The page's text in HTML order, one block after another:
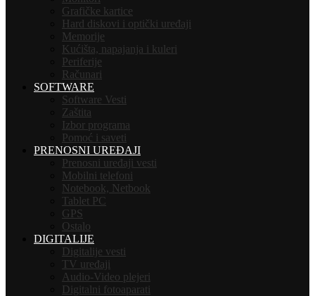
Grafičke kartice
Hard diskovi i optički uređaji
Memorije
Kućišta, napajanja i kuleri
Periferije
Računari
SOFTWARE
Software Vesti
Zaštita
Izbor programa
Pomoć i saveti
PRENOSNI UREĐAJI
Prenosni uređaji vesti
Mobilni telefoni
Notebook, Netbook
Tablet PC
GPS
Ostalo
DIGITALIJE
Digitalije vesti
TV uređaji
Audio-Video plejeri
Digitalni fotoaparati